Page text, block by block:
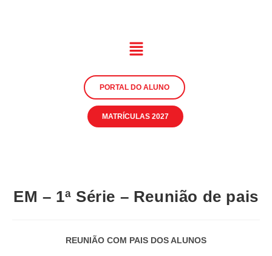
PORTAL DO ALUNO
MATRÍCULAS 2027
EM – 1ª Série – Reunião de pais
REUNIÃO COM PAIS DOS ALUNOS